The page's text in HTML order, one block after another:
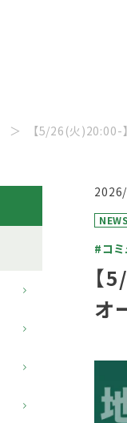
【5/26(火)20:00-
NEWS
#コミ
【
オ